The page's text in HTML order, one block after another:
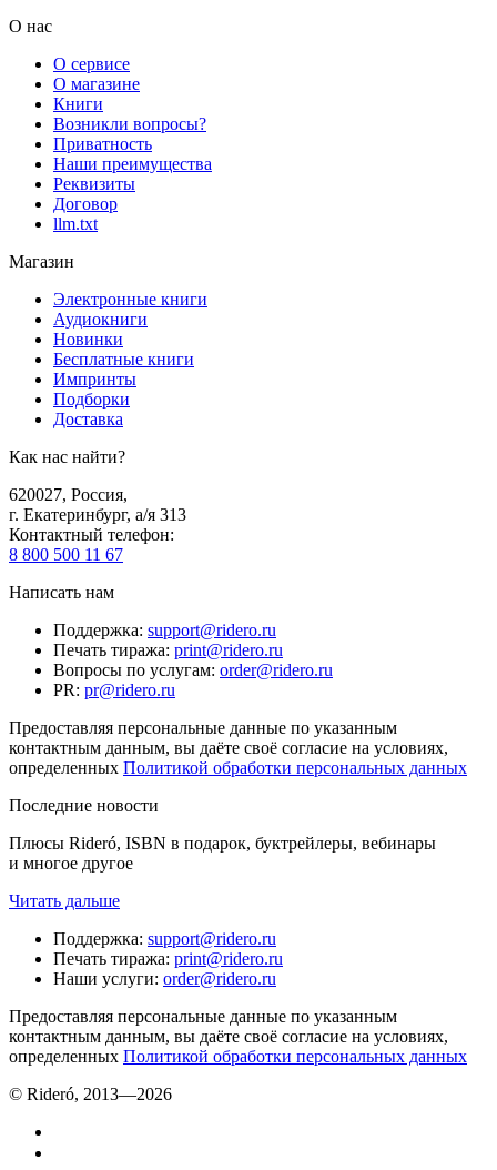
О нас
О сервисе
О магазине
Книги
Возникли вопросы?
Приватность
Наши преимущества
Реквизиты
Договор
llm.txt
Магазин
Электронные книги
Аудиокниги
Новинки
Бесплатные книги
Импринты
Подборки
Доставка
Как нас найти?
620027, Россия,
г. Екатеринбург, а/я 313
Контактный телефон:
8 800 500 11 67
Написать нам
Поддержка: support@ridero.ru
Печать тиража: print@ridero.ru
Вопросы по услугам: order@ridero.ru
PR: pr@ridero.ru
Предоставляя персональные данные по указанным
контактным данным, вы даёте своё согласие на условиях,
определенных Политикой обработки персональных данных
Последние новости
Плюсы Rideró, ISBN в подарок, буктрейлеры, вебинары
и многое другое
Читать дальше
Поддержка: support@ridero.ru
Печать тиража: print@ridero.ru
Наши услуги: order@ridero.ru
Предоставляя персональные данные по указанным
контактным данным, вы даёте своё согласие на условиях,
определенных Политикой обработки персональных данных
© Rideró, 2013—2026